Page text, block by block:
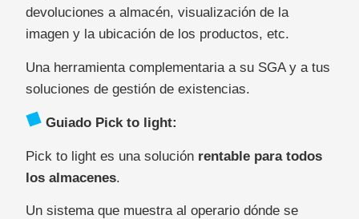
devoluciones a almacén, visualización de la
imagen y la ubicación de los productos, etc.
Una herramienta complementaria a su SGA y a tus
soluciones de gestión de existencias.
Guiado Pick to light:
Pick to light es una solución rentable para todos
los almacenes.
Un sistema que muestra al operario dónde se